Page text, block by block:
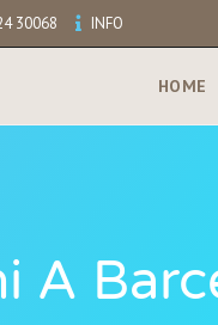
30068 INFO
HOME
A